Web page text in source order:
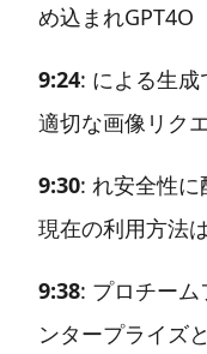
め込まれGPT4O
9:24: による生
適切な画像リク
9:30: れ安全性
現在の利用方法
9:38: プロチー
ンタープライズ